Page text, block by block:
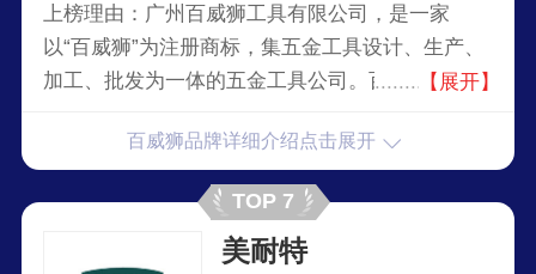
上榜理由：广州百威狮工具有限公司，是一家
以“百威狮”为注册商标，集五金工具设计、生产、
加工、批发为一体的五金工具公司。百威狮始终专
耕。自成立以来，百威狮打造的多个精品系列工具
产品均获得了市场的高度认可。
【展开】
百威狮品牌详细介绍点击展开
TOP 7
美耐特